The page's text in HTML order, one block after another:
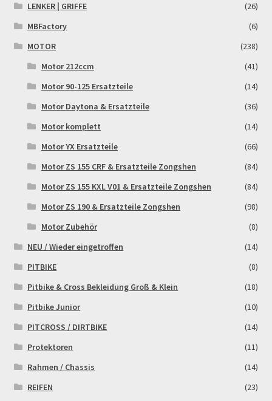
LENKER | GRIFFE
(26)
MBFactory
(6)
MOTOR
(238)
Motor 212ccm
(41)
Motor 90-125 Ersatzteile
(14)
Motor Daytona & Ersatzteile
(36)
Motor komplett
(14)
Motor YX Ersatzteile
(66)
Motor ZS 155 CRF & Ersatzteile Zongshen
(84)
Motor ZS 155 KXL V01 & Ersatzteile Zongshen
(84)
Motor ZS 190 & Ersatzteile Zongshen
(98)
Motor Zubehör
(8)
NEU / Wieder eingetroffen
(14)
PITBIKE
(8)
Pitbike & Cross Bekleidung Groß & Klein
(18)
Pitbike Junior
(10)
PITCROSS / DIRTBIKE
(14)
Protektoren
(11)
Rahmen / Chassis
(14)
REIFEN
(23)